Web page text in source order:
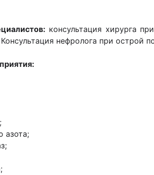
консультация хирурга
нефролога при острой
азота;